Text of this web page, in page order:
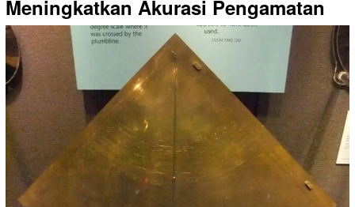
Meningkatkan Akurasi Pengamatan